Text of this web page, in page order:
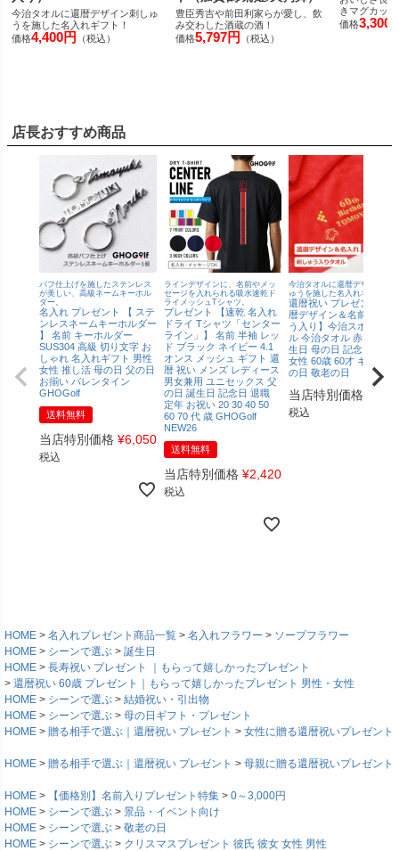
今治タオルに還暦デザイン刺しゅ
うを施した名入れギフト！
価格4,400円 （税込）
豊臣秀吉や前田利家らが愛し、飲
み交わした酒蔵の酒！
価格5,797円 （税込）
きマグカップ
価格3,300
店長おすすめ商品
バフ仕上げを施したステンレス
が美しい、高級ネームキーホル
ダー。
名入れ プレゼント 【 ステ
ンレスネームキーホルダー
】 名前 キーホルダー
SUS304 高級 切り文字 お
しゃれ 名入れギフト 男性
女性 推し活 母の日 父の日
お揃い バレンタイン
GHOGolf
送料無料
当店特別価格 ¥6,050
税込
ラインデザインに、名前やメッ
セージを入れられる吸水速乾ド
ライメッシュTシャツ。
プレゼント 【速乾 名入れ
ドライ Tシャツ「センター
ライン」】 名前 半袖 レッ
ド ブラック ネイビー 4.1
オンス メッシュ ギフト 還
暦 祝い メンズ レディース
男女兼用 ユニセックス 父
の日 誕生日 記念日 退職
定年 お祝い 20 30 40 50
60 70 代 歳 GHOGolf
NEW26
送料無料
当店特別価格 ¥2,420
税込
今治タオルに還暦デザイン刺
ゅうを施した名入れギフト！
還暦祝い プレゼント【還
暦デザイン＆名前の刺し
う入り】今治スポーツタ
ル 今治タオル 赤タオル
生日 母の日 記念日 男性
女性 60歳 60才 ギフト 父
の日 敬老の日
当店特別価格
税込
HOME 名入れプレゼント商品一覧 名入れフラワー
ソープフラワー
HOME
シーンで選ぶ
誕生日
HOME
長寿祝い プレゼント ｜もらって嬉しかったプレゼント
還暦祝い 60歳 プレゼント｜もらって嬉しかったプレゼント 男性・女性
HOME
シーンで選ぶ
結婚祝い・引出物
HOME
シーンで選ぶ
母の日ギフト・プレゼント
HOME
贈る相手で選ぶ｜還暦祝い プレゼント 女性に贈る還暦祝いプレゼント
HOME 贈る相手で選ぶ｜還暦祝い プレゼント 母親に贈る還暦祝いプレゼント
HOME 【価格別】名前入りプレゼント特集
0～3,000円
HOME
シーンで選ぶ
景品・イベント向け
HOME
シーンで選ぶ
敬老の日
HOME
シーンで選ぶ
クリスマスプレゼント 彼氏 彼女 女性 男性